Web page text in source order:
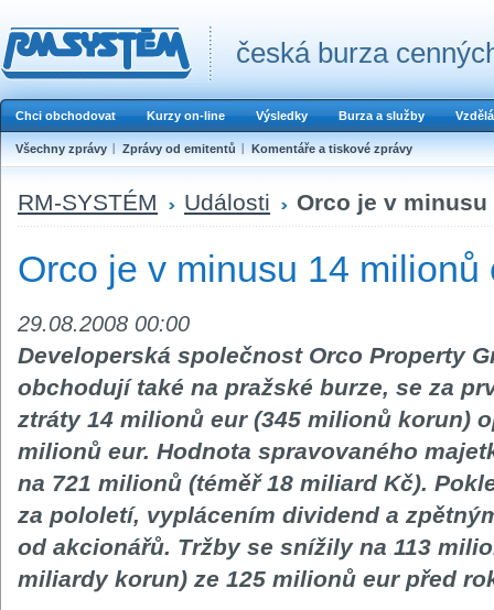
česká burza
Chci obchodovat Kurzy on-line Výsledky Burza a služby
Všechny zprávy Zprávy od emitentů Komentáře a tiskové zprávy
RM-SYSTÉM Události Orco je v
Orco je v minusu 14 milionů
29.08.2008 00:00
Developerská společnost Orco Property
obchodují také na pražské burze, se za
ztráty 14 milionů eur (345 milionů korun)
milionů eur. Hodnota spravovaného
na 721 milionů (téměř 18 miliard Kč).
za pololetí, vyplácením dividend a
od akcionářů. Tržby se snížily na 113
miliardy korun) ze 125 milionů eur před